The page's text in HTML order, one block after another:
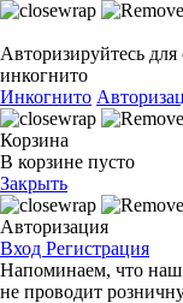
Авторизируйтесь
инкогнито
Инкогнито
Корзина
В корзине пусто
Закрыть
Авторизация
Вход Регистрация
Напоминаем, что наш
не проводит